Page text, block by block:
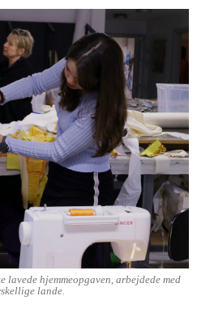
lavede hjemmeopgaven, arbejdede med
lande.